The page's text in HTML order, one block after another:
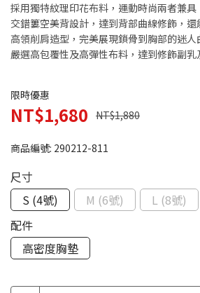
採用獨特紋理印花布料，運動時尚兩者兼具
交錯簍空美背設計，達到背部曲線修飾，
高領削肩造型，完美展現鎖骨到胸部的迷人
嚴選高包覆性及高彈性布料，達到修飾副乳
限時優惠
NT$1,680 NT$1,880
商品編號: 290212-811
尺寸
S (4號)
M (6號)
L (8號)
配件
高密度胸墊